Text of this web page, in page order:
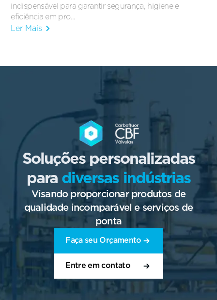
indispensável para garantir segurança, higiene e
eficiência em pro...
Ler Mais
Soluções personalizadas
para diversas indústrias
Visando proporcionar produtos de
qualidade incomparável e serviços de
ponta
Faça seu Orçamento
Entre em contato